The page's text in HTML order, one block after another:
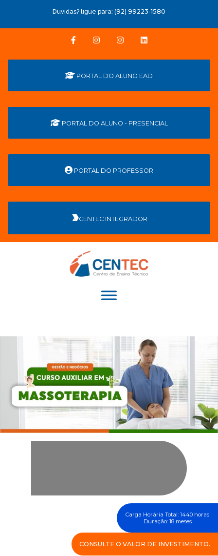
Duvidas? ligue para: (92) 99223-1580
PORTAL DO ALUNO EAD
PORTAL DO ALUNO - PRESENCIAL
PORTAL DO PROFESSOR
CENTEC INTEGRADOR
Carga Horária Total: 1440 horas
Duração: 18 meses
CONSULTE O VALOR DE INVESTIMENTO.